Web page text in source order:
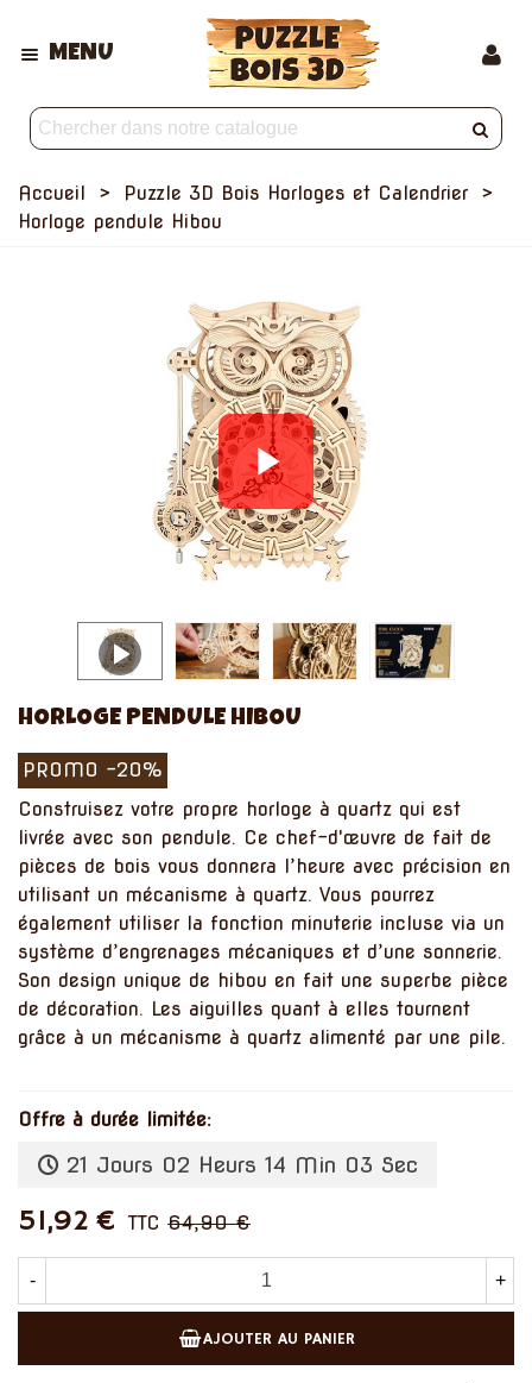
MENU
Accueil > Puzzle 3D Bois Horloges et Calendrier
>
Horloge pendule Hibou
HORLOGE PENDULE HIBOU
PROMO -20%
Construisez votre propre horloge à quartz qui est
livrée avec son pendule. Ce chef-d'œuvre de fait de
pièces de bois vous donnera l’heure avec précision en
utilisant un mécanisme à quartz. Vous pourrez
également utiliser la fonction minuterie incluse via un
système d’engrenages mécaniques et d’une sonnerie.
Son design unique de hibou en fait une superbe pièce
de décoration. Les aiguilles quant à elles tournent
grâce à un mécanisme à quartz alimenté par une pile.
Offre à durée limitée:
21 Jours 02 Heurs 14 Min 02 Sec
51,92 € TTC 64,90 €
- +
AJOUTER AU PANIER